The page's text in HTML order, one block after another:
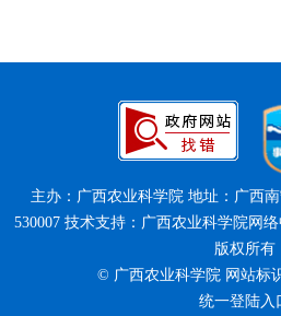
主办：广西农业科学院 地址：广西
530007 技术支持：广西农业科学院网络
版权所有
© 广西农业科学院 网站标
统一登陆入